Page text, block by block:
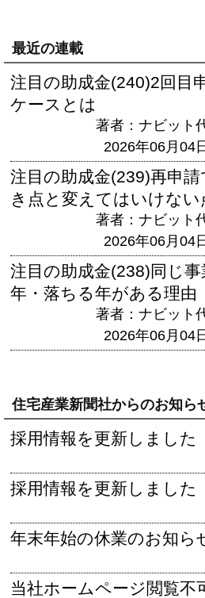
最近の連載
注目の助成金(240)2回目
ケースとは
著者：ナビット
2026年06月04
注目の助成金(239)再申
き点と変えてはいけない
著者：ナビット
2026年06月04
注目の助成金(238)同じ
年・落ちる年がある理由
著者：ナビット
2026年06月04
住宅産業新聞社からのお知ら
採用情報を更新しました
採用情報を更新しました
年末年始の休業のお知ら
当社ホームページ閲覧不